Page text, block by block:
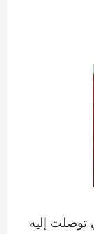
توصلت إليه